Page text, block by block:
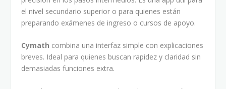
el nivel secundario superior o para quienes están
preparando exámenes de ingreso o cursos de apoyo.
Cymath combina una interfaz simple con explicaciones
breves. Ideal para quienes buscan rapidez y claridad sin
demasiadas funciones extra.